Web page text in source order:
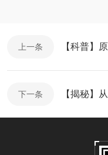
上一条
下一条